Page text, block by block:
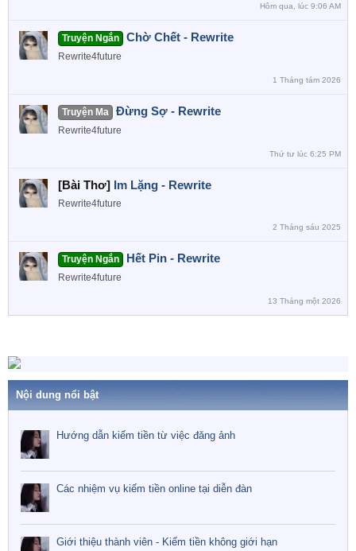
Hôm qua, lúc 9:06 AM
Truyện Ngắn Chờ Chết - Rewrite
Rewrite4future
1 Tháng tám 2026
Truyện Ma Đừng Sợ - Rewrite
Rewrite4future
Thứ tư lúc 6:25 PM
[Bài Thơ] Im Lặng - Rewrite
Rewrite4future
2 Tháng sáu 2025
Truyện Ngắn Hết Pin - Rewrite
Rewrite4future
13 Tháng một 2026
Nội dung nổi bật
Hướng dẫn kiếm tiền từ việc đăng ảnh
Các nhiệm vụ kiếm tiền online tại diễn đàn
Giới thiệu thành viên - Kiếm tiền không giới hạn